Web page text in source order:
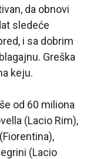
da obnovi
sledeće
i sa dobrim
Greška
keju.
od 60 miliona
(Lacio Rim),
(Lacio